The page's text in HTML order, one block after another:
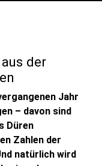
der
Jahr
– davon sind
Düren
Zahlen der
natürlich wird